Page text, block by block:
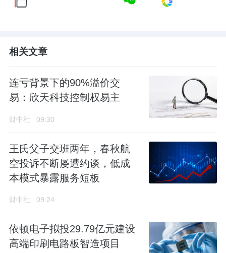
相关文章
连亏背景下的90%溢价交
易：欣天科技控制权易主
财中社 09:30
王氏父子交班两年，春秋航
空投诉不断屡遭约谈，低成
本模式暴露服务短板
财中社 09:24
依顿电子拟投29.79亿元建设
高端印刷电路板智造项目